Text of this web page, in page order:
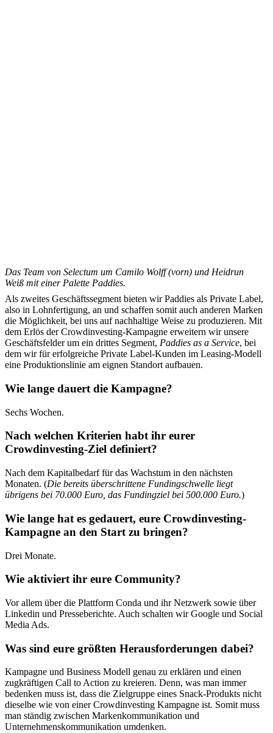
Das Team von Selectum um Camilo Wolff (vorn) und Heidrun
Weiß mit einer Palette Paddies.
Als zweites Geschäftssegment bieten wir Paddies als Private Label,
also in Lohnfertigung, an und schaffen somit auch anderen Marken
die Möglichkeit, bei uns auf nachhaltige Weise zu produzieren. Mit
dem Erlös der Crowdinvesting-Kampagne erweitern wir unsere
Geschäftsfelder um ein drittes Segment, Paddies as a Service, bei
dem wir für erfolgreiche Private Label-Kunden im Leasing-Modell
eine Produktionslinie am eignen Standort aufbauen.
Wie lange dauert die Kampagne?
Sechs Wochen.
Nach welchen Kriterien habt ihr eurer
Crowdinvesting-Ziel definiert?
Nach dem Kapitalbedarf für das Wachstum in den nächsten
Monaten. (Die bereits überschrittene Fundingschwelle liegt
übrigens bei 70.000 Euro, das Fundingziel bei 500.000 Euro.)
Wie lange hat es gedauert, eure Crowdinvesting-
Kampagne an den Start zu bringen?
Drei Monate.
Wie aktiviert ihr eure Community?
Vor allem über die Plattform Conda und ihr Netzwerk sowie über
Linkedin und Presseberichte. Auch schalten wir Google und Social
Media Ads.
Was sind eure größten Herausforderungen dabei?
Kampagne und Business Modell genau zu erklären und einen
zugkräftigen Call to Action zu kreieren. Denn, was man immer
bedenken muss ist, dass die Zielgruppe eines Snack-Produkts nicht
dieselbe wie von einer Crowdinvesting Kampagne ist. Somit muss
man ständig zwischen Markenkommunikation und
Unternehmenskommunikation umdenken.